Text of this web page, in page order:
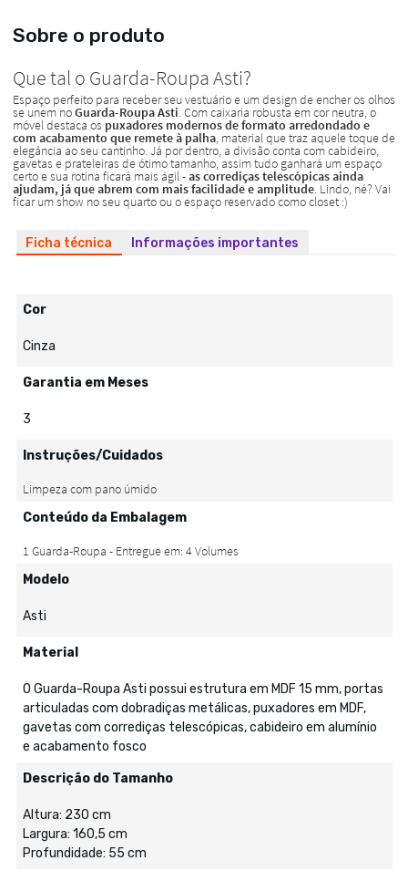
Sobre o produto
Ficha técnica Informações importantes
Cor
Cinza
Garantia em Meses
3
Instruções/Cuidados
Conteúdo da Embalagem
Modelo
Asti
Material
O Guarda-Roupa Asti possui estrutura em MDF 15 mm, portas
articuladas com dobradiças metálicas, puxadores em MDF,
gavetas com corrediças telescópicas, cabideiro em alumínio
e acabamento fosco
Descrição do Tamanho
Altura: 230 cm
Largura: 160,5 cm
Profundidade: 55 cm